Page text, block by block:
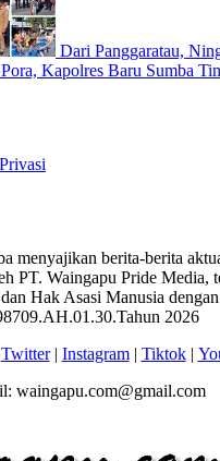
Dari Panggaratau,
Pora, Kapolres Baru Sumba
menyajikan berita-berita
PT. Waingapu Pride Media,
Hak Asasi Manusia
2026
Twitter| Instagram| Tiktok|
waingapu.com@gmail.com